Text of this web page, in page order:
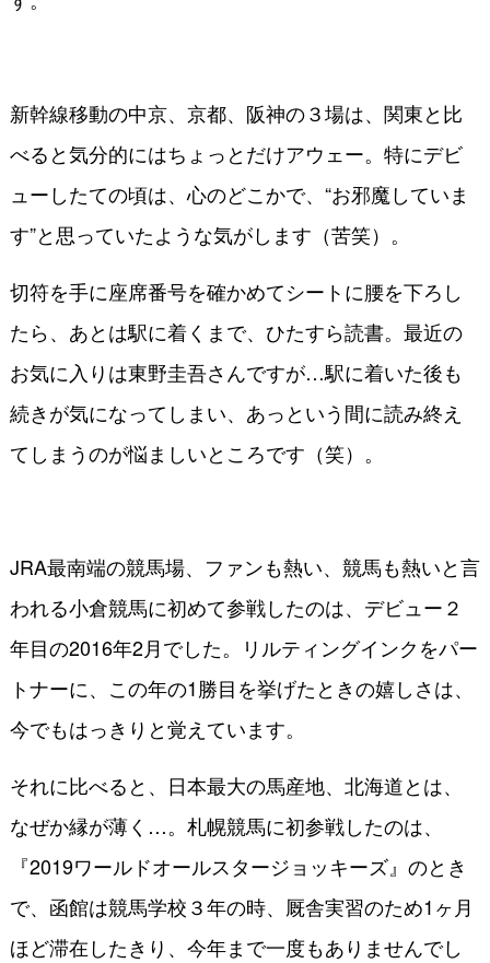
新幹線移動の中京、京都、阪神の３場は、関東と比
べると気分的にはちょっとだけアウェー。特にデビ
ューしたての頃は、心のどこかで、“お邪魔していま
す”と思っていたような気がします（苦笑）。
切符を手に座席番号を確かめてシートに腰を下ろし
たら、あとは駅に着くまで、ひたすら読書。最近の
お気に入りは東野圭吾さんですが…駅に着いた後も
続きが気になってしまい、あっという間に読み終え
てしまうのが悩ましいところです（笑）。
JRA最南端の競馬場、ファンも熱い、競馬も熱いと言
われる小倉競馬に初めて参戦したのは、デビュー２
年目の2016年2月でした。リルティングインクをパー
トナーに、この年の1勝目を挙げたときの嬉しさは、
今でもはっきりと覚えています。
それに比べると、日本最大の馬産地、北海道とは、
なぜか縁が薄く…。札幌競馬に初参戦したのは、
『2019ワールドオールスタージョッキーズ』のとき
で、函館は競馬学校３年の時、厩舎実習のため1ヶ月
ほど滞在したきり、今年まで一度もありませんでし